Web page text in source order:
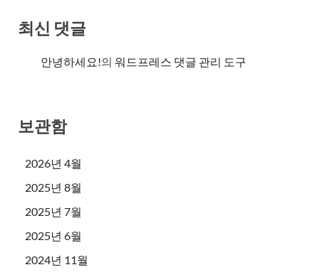
최신 댓글
안녕하세요!의 워드프레스 댓글 관리 도구
보관함
2026년 4월
2025년 8월
2025년 7월
2025년 6월
2024년 11월